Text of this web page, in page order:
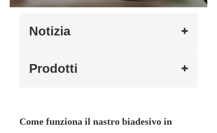
Notizia
Prodotti
Come funziona il nastro biadesivo in